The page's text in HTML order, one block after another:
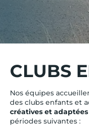
CLUBS
Nos équipes
des clubs enfants et
créatives et
périodes suivantes :